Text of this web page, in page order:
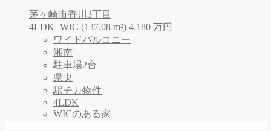
茅ヶ崎市香川3丁目
4LDK+WIC (137.08 m²) 4,180 万円
ワイドバルコニー
湘南
駐車場2台
県央
駅チカ物件
4LDK
WICのある家